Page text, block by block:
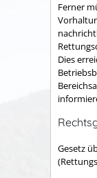
Ferner
Dies
Gesetz